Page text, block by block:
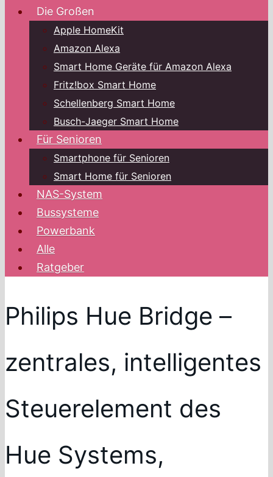
Die Großen
Apple HomeKit
Amazon Alexa
Smart Home Geräte für Amazon Alexa
Fritz!box Smart Home
Schellenberg Smart Home
Busch-Jaeger Smart Home
Für Senioren
Smartphone für Senioren
Smart Home für Senioren
NAS-System
Bussysteme
Powerbank
Alle
Ratgeber
Philips Hue Bridge –
zentrales, intelligentes
Steuerelement des
Hue Systems,